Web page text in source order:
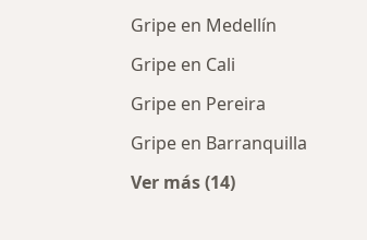
Gripe en Medellín
Gripe en Cali
Gripe en Pereira
Gripe en Barranquilla
Ver más (14)